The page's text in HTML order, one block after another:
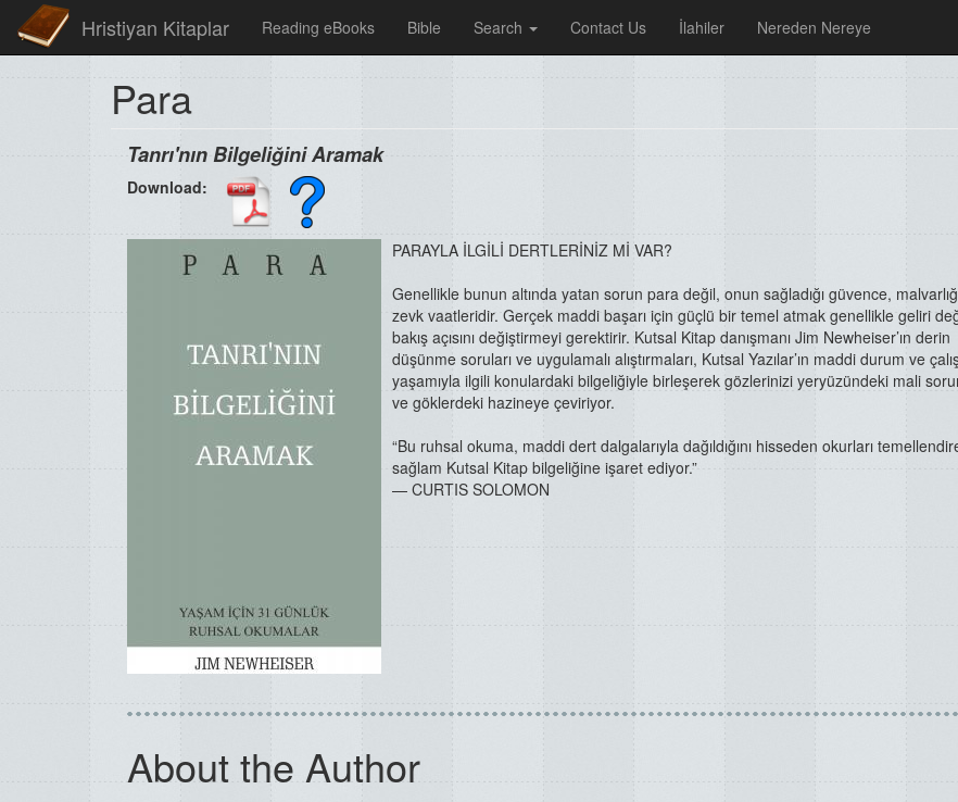
Hristiyan Kitaplar Reading eBooks Bible Search Contact Us İlahiler Nereden Nereye
Para
Tanrı'nın Bilgeliğini Aramak
Download:
PARAYLA İLGİLİ DERTLERİNİZ Mİ VAR?
Genellikle bunun altında yatan sorun para değil, onun sağladığı güvence,
zevk vaatleridir. Gerçek maddi başarı için güçlü bir temel atmak genellikle geliri
bakış açısını değiştirmeyi gerektirir. Kutsal Kitap danışmanı Jim Newheiser’ın derin
düşünme soruları ve uygulamalı alıştırmaları, Kutsal Yazılar’ın maddi durum ve
yaşamıyla ilgili konulardaki bilgeliğiyle birleşerek gözlerinizi yeryüzündeki mali
ve göklerdeki hazineye çeviriyor.
“Bu ruhsal okuma, maddi dert dalgalarıyla dağıldığını hisseden okurları
sağlam Kutsal Kitap bilgeliğine işaret ediyor.”
— CURTIS SOLOMON
About the Author